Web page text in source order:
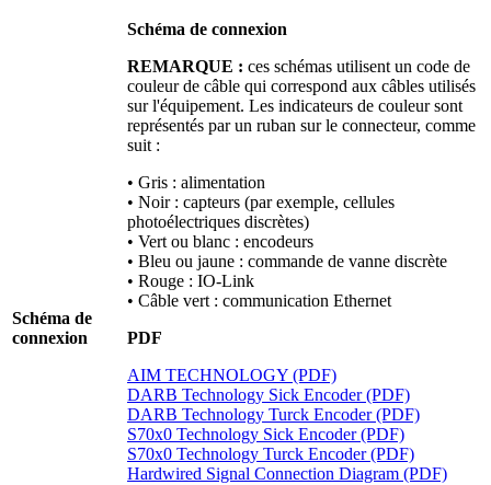
Schéma de
connexion
Schéma de connexion
REMARQUE : ces schémas utilisent un code de
couleur de câble qui correspond aux câbles utilisés
sur l'équipement. Les indicateurs de couleur sont
représentés par un ruban sur le connecteur, comme
suit :
• Gris : alimentation
• Noir : capteurs (par exemple, cellules
photoélectriques discrètes)
• Vert ou blanc : encodeurs
• Bleu ou jaune : commande de vanne discrète
• Rouge : IO-Link
• Câble vert : communication Ethernet
PDF
AIM TECHNOLOGY (PDF)
DARB Technology Sick Encoder (PDF)
DARB Technology Turck Encoder (PDF)
S70x0 Technology Sick Encoder (PDF)
S70x0 Technology Turck Encoder (PDF)
Hardwired Signal Connection Diagram (PDF)